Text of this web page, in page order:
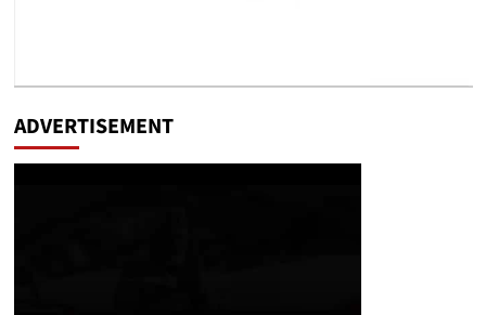
ADVERTISEMENT